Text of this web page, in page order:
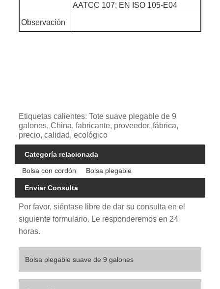
AATCC 107; EN ISO 105-E04
Observación
Etiquetas calientes: Tote suave plegable de 9
galones, China, fabricante, proveedor, fábrica,
precio, calidad, ecológico
Categoría relacionada
Bolsa con cordón Bolsa plegable
Enviar Consulta
Por favor, siéntase libre de dar su consulta en el
siguiente formulario. Le responderemos en 24
horas.